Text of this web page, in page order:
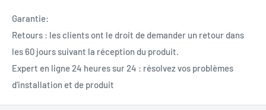
Garantie:
Retours : les clients ont le droit de demander un retour dans
les 60 jours suivant la réception du produit.
Expert en ligne 24 heures sur 24 : résolvez vos problèmes
d'installation et de produit